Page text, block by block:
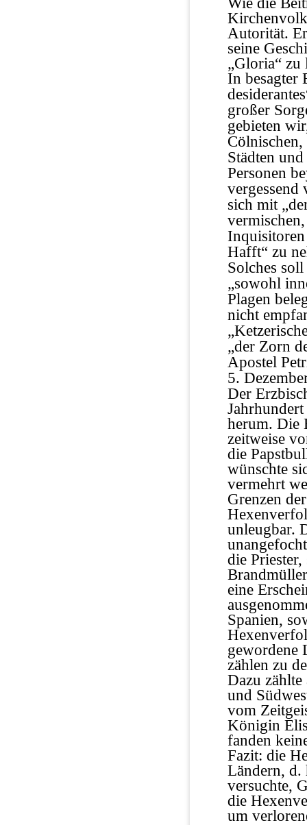
Autorität.
seine
„Gloria“ zu
In besagter
großer
gebieten
Städten
Personen
vergessend
sich mit
Hafft“ zu
Solches
„sowohl
Plagen
nicht
„der Zorn
Apostel
5.
Der
herum. Die
zeitweise
die
wünschte
vermehrt
Grenzen
unleugbar.
die
eine
Spanien,
gewordene
zählen zu
Dazu
und
vom
Königin
fanden
Fazit: die
Ländern,
versuchte,
die
um